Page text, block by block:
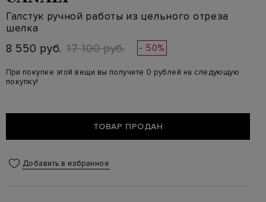
Галстук ручной работы из цельного отреза
шелка
8 550 руб. 17 100 руб. - 50%
При покупке этой вещи вы получите 0 рублей на следующую
покупку!
ТОВАР ПРОДАН
Добавить в избранное